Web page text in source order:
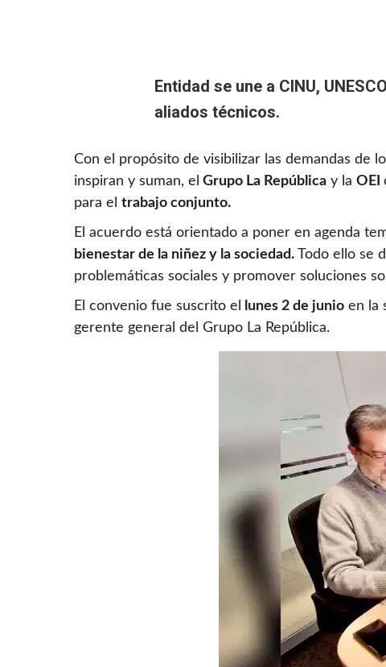
Entidad se une a CINU,
aliados técnicos.
Con el propósito de visibilizar las demandas de
inspiran y suman, el Grupo La República y la OEI
para el trabajo conjunto.
El acuerdo está orientado a poner en agenda
bienestar de la niñez y la sociedad. Todo ello se
problemáticas sociales y promover soluciones
El convenio fue suscrito el lunes 2 de junio en la
gerente general del Grupo La República.